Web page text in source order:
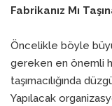
Fabrikanız Mı
Öncelikle böyle
gereken en önemli
taşımacılığında
Yapılacak